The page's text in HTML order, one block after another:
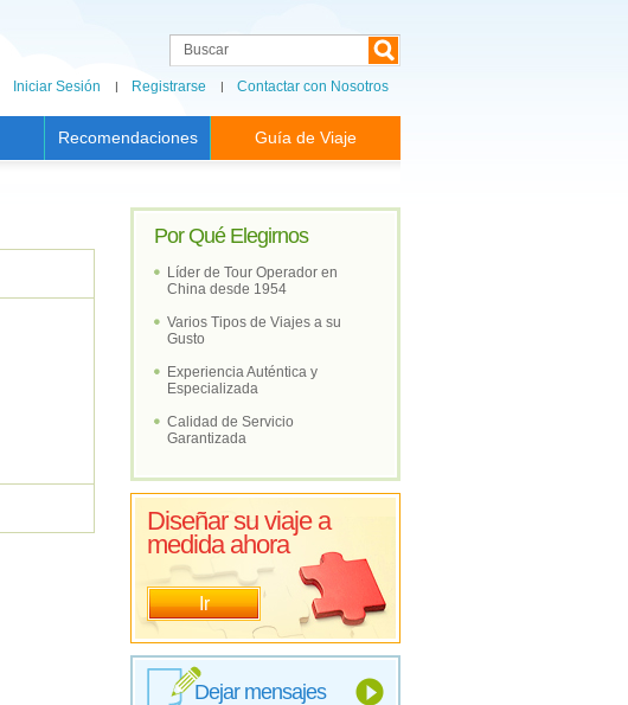
Iniciar Sesión Registrarse Contactar con Nosotros
Recomendaciones Guía de Viaje
Por Qué Elegirnos
Líder de Tour Operador en
China desde 1954
Varios Tipos de Viajes a su
Gusto
Experiencia Auténtica y
Especializada
Calidad de Servicio
Garantizada
Diseñar su viaje a
medida ahora
Ir
Dejar mensajes